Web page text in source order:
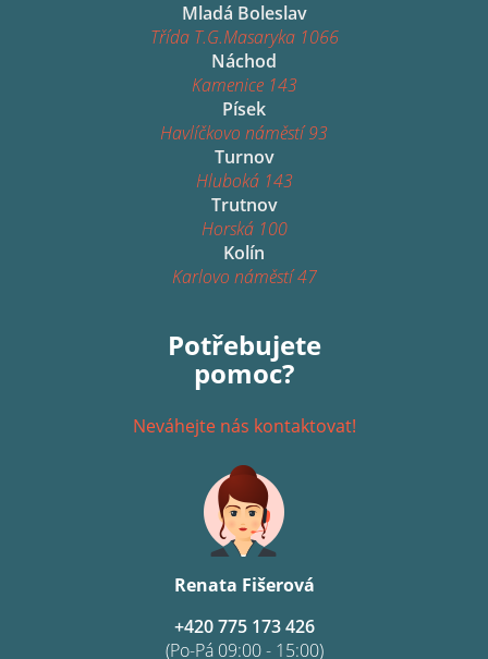
Mladá Boleslav
Třída T.G.Masaryka 1066
Náchod
Kamenice 143
Písek
Havlíčkovo náměstí 93
Turnov
Hluboká 143
Trutnov
Horská 100
Kolín
Karlovo náměstí 47
Potřebujete
pomoc?
Neváhejte nás kontaktovat!
Renata Fišerová
+420 775 173 426
(Po-Pá 09:00 - 15:00)